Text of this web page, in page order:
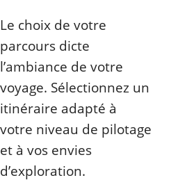
Le choix de votre
parcours dicte
l’ambiance de votre
voyage. Sélectionnez un
itinéraire adapté à
votre niveau de pilotage
et à vos envies
d’exploration.